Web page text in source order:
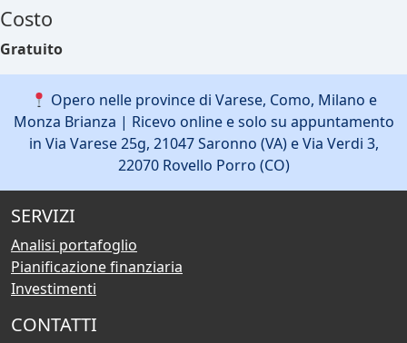
Costo
Gratuito
Opero nelle province di Varese, Como, Milano e
Monza Brianza | Ricevo online e solo su appuntamento
in Via Varese 25g, 21047 Saronno (VA) e Via Verdi 3,
22070 Rovello Porro (CO)
SERVIZI
Analisi portafoglio
Pianificazione finanziaria
Investimenti
CONTATTI